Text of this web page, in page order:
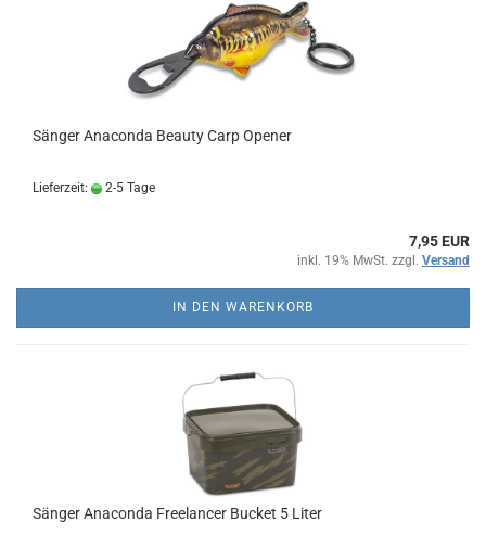
Sänger Anaconda Beauty Carp Opener
Lieferzeit: 2-5 Tage
7,95 EUR
inkl. 19% MwSt. zzgl. Versand
IN DEN WARENKORB
Sänger Anaconda Freelancer Bucket 5 Liter